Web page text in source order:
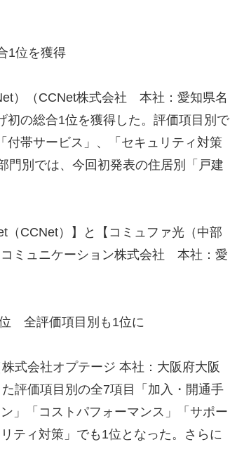
1位を獲得
）（CCNet株式会社 本社：愛知県名
初の総合1位を獲得した。評価項目別で
付帯サービス」、「セキュリティ対策
門別では、今回初発表の住居別「戸建
CCNet）】と【コミュファ光（中部
ミュニケーション株式会社 本社：愛
全評価項目別も1位に
式会社オプテージ 本社：大阪府大阪
評価項目別の全7項目「加入・開通手
」「コストパフォーマンス」「サポー
ティ対策」でも1位となった。さらに